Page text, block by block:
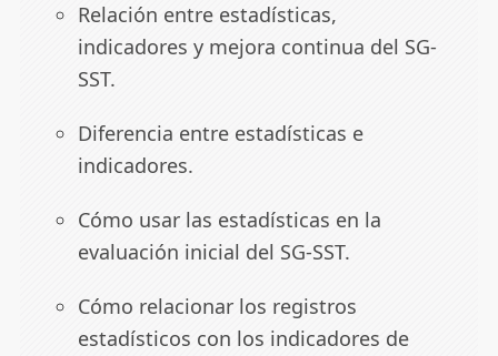
Relación entre estadísticas,
indicadores y mejora continua del SG-
SST.
Diferencia entre estadísticas e
indicadores.
Cómo usar las estadísticas en la
evaluación inicial del SG-SST.
Cómo relacionar los registros
estadísticos con los indicadores de